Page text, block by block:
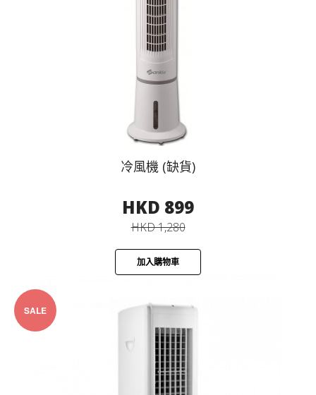
冷風機 (缺貨)
HKD 899
HKD 1,280
加入購物車
SALE